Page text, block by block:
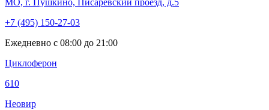
+7 (495) 150-27-03
Ежедневно с 08:00 до 21:00
Циклоферон
610
Неовир